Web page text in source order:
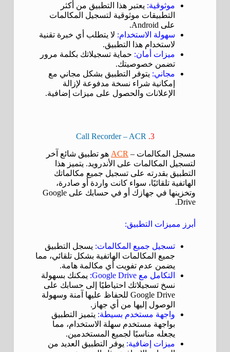
موثوقية: يعتبر هذا التطبيق من أكثر
التطبيقات موثوقية لتسجيل المكالمات
على Android.
سهولة الاستخدام: لا يتطلب أي خبرة تقنية
لاستخدام هذا التطبيق.
ميزات أمان: حماية تسجيلاتك بكلمة مرور
تضمن خصوصيتك.
مجاني: يتوفر التطبيق بشكل مجاني مع
إمكانية شراء نسخة مدفوعة لإزالة
الإعلانات والحصول على ميزات إضافية.
3.
مسجل المكالمات – ACR هو تطبيق شائع آخر
لتسجيل المكالمات على الأندرويد. يتميز هذا
التطبيق بقدرته على تسجيل جميع مكالماتك
الهاتفية تلقائيًا، سواء كانت واردة أو صادرة،
وتخزينها في جهازك أو في حسابك على Google
Drive.
أبرز مميزات التطبيق:
تسجيل جميع المكالمات: يسجل التطبيق
جميع المكالمات الهاتفية بشكل تلقائي، مما
يضمن عدم تفويت أي مكالمة هامة.
التكامل مع Google Drive:
يمكنك بسهولة
نسخ تسجيلاتك احتياطيًا إلى حسابك على
Google Drive للحفاظ عليها آمنة وسهولة
الوصول إليها من أي جهاز.
واجهة مستخدم بسيطة: يتميز التطبيق
بواجهة مستخدم سهلة الاستخدام، مما
يجعله مناسبًا لجميع المستخدمين.
ميزات إضافية: يوفر التطبيق العديد من